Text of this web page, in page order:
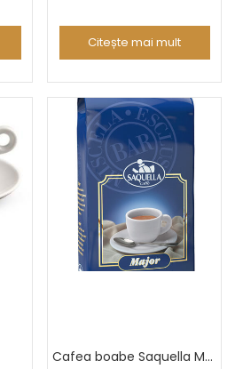
Citește mai mult
Cafea boabe Saquella Major 1 Kg